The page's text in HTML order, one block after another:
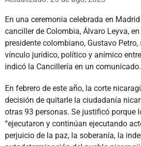
En una ceremonia celebrada en
canciller de Colombia, Álvaro Leyva,
presidente colombiano, Gustavo Petro,
vínculo jurídico, político y anímico
indicó la Cancillería en un comunicado.
En febrero de este año, la corte
decisión de quitarle la ciudadanía
otras 93 personas. Se justificó porque
“ejecutaron y continúan ejecutando
perjuicio de la paz, la soberanía, la